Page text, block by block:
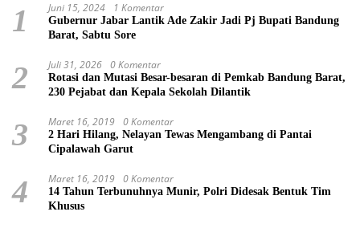
1 Juni 15, 2024 1 Komentar
Gubernur Jabar Lantik Ade Zakir Jadi Pj Bupati Bandung
Barat, Sabtu Sore
2 Juli 31, 2026 0 Komentar
Rotasi dan Mutasi Besar-besaran di Pemkab Bandung Barat,
230 Pejabat dan Kepala Sekolah Dilantik
3 Maret 16, 2019 0 Komentar
2 Hari Hilang, Nelayan Tewas Mengambang di Pantai
Cipalawah Garut
4 Maret 16, 2019 0 Komentar
14 Tahun Terbunuhnya Munir, Polri Didesak Bentuk Tim
Khusus